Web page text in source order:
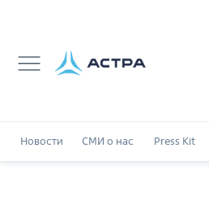
Новости СМИ о нас Press Kit